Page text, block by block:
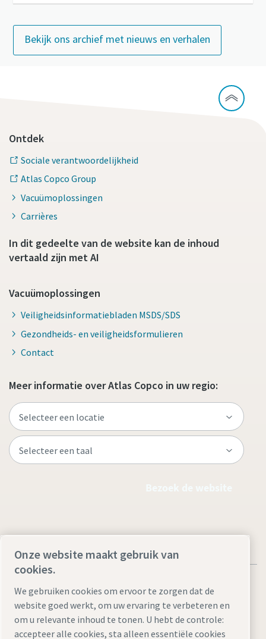
Bekijk ons archief met nieuws en verhalen
Ontdek
Sociale verantwoordelijkheid
Atlas Copco Group
Vacuümoplossingen
Carrières
In dit gedeelte van de website kan de inhoud
vertaald zijn met AI
Vacuümoplossingen
Veiligheidsinformatiebladen MSDS/SDS
Gezondheids- en veiligheidsformulieren
Contact
Meer informatie over Atlas Copco in uw regio:
Juridische kennisgevingen en privacyverklaringen
Onze website maakt gebruik van
cookies.
We gebruiken cookies om ervoor te zorgen dat de
website goed werkt, om uw ervaring te verbeteren en
om u relevante inhoud te tonen. U hebt de controle:
accepteer alle cookies, sta alleen essentiële cookies